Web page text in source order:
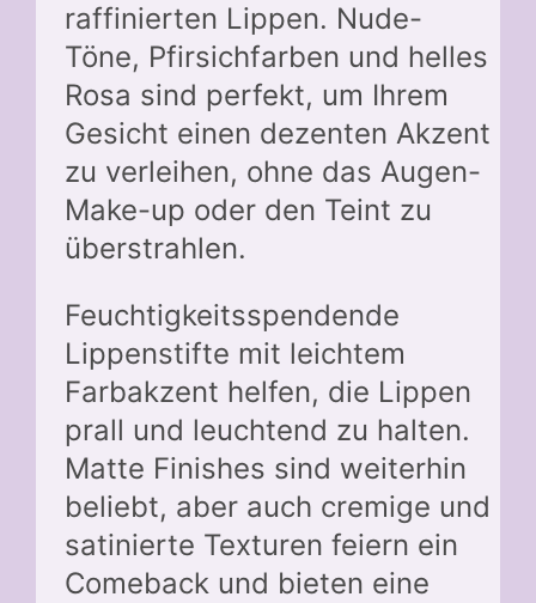
raffinierten Lippen. Nude-
Töne, Pfirsichfarben und helles
Rosa sind perfekt, um Ihrem
Gesicht einen dezenten Akzent
zu verleihen, ohne das Augen-
Make-up oder den Teint zu
überstrahlen.
Feuchtigkeitsspendende
Lippenstifte mit leichtem
Farbakzent helfen, die Lippen
prall und leuchtend zu halten.
Matte Finishes sind weiterhin
beliebt, aber auch cremige und
satinierte Texturen feiern ein
Comeback und bieten eine